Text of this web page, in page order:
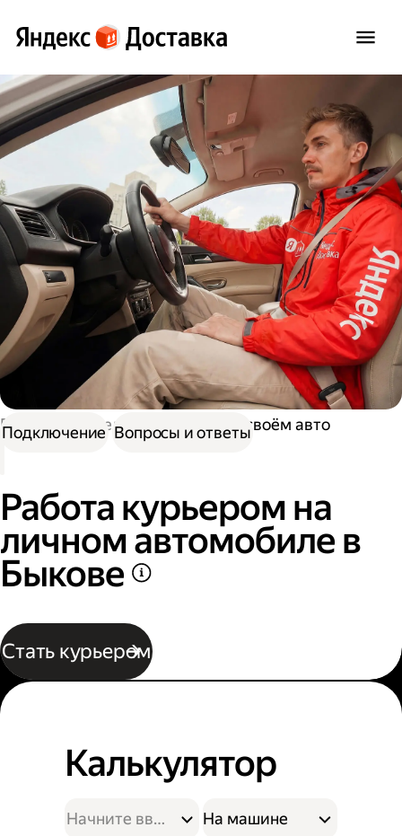
Работа водителем Работа на своём авто
Работа курьером на
личном автомобиле в
Быкове
Стать курьером
Подключение Вопросы и ответы
Калькулятор
На машине